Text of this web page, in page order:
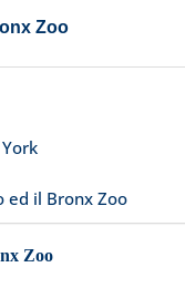
Zoo
ed il Bronx Zoo
Zoo